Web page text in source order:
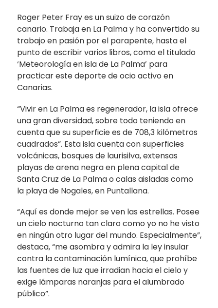
Roger Peter Fray es un suizo de corazón
canario. Trabaja en La Palma y ha convertido su
trabajo en pasión por el parapente, hasta el
punto de escribir varios libros, como el titulado
‘Meteorología en isla de La Palma’ para
practicar este deporte de ocio activo en
Canarias.
“Vivir en La Palma es regenerador, la isla ofrece
una gran diversidad, sobre todo teniendo en
cuenta que su superficie es de 708,3 kilómetros
cuadrados”. Esta isla cuenta con superficies
volcánicas, bosques de laurisilva, extensas
playas de arena negra en plena capital de
Santa Cruz de La Palma o calas aisladas como
la playa de Nogales, en Puntallana.
“Aquí es donde mejor se ven las estrellas. Posee
un cielo nocturno tan claro como yo no he visto
en ningún otro lugar del mundo. Especialmente”,
destaca, “me asombra y admira la ley insular
contra la contaminación lumínica, que prohíbe
las fuentes de luz que irradian hacia el cielo y
exige lámparas naranjas para el alumbrado
público”.